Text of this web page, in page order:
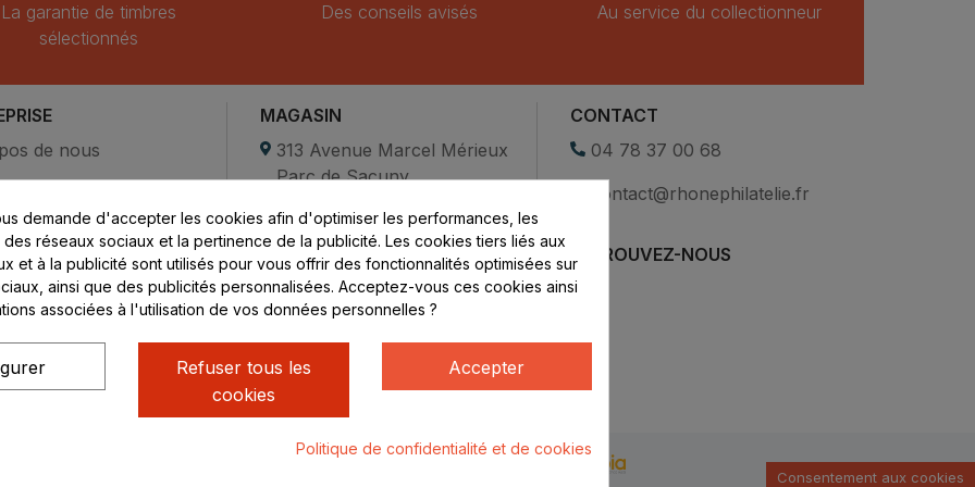
La garantie de timbres
sélectionnés
Des conseils avisés
Au service du collectionneur
de nous
nous
MAGASIN
313 Avenue Marcel Mérieux
Parc de Sacuny
Lundi au vendredi :
8h - 16h
uniquement sur Rendez-
vous
CONTACT
04 78 37 00 68
contact@rhonephilatelie.fr
RETROUVEZ-NOUS
© Rhone Philatelie 2021
demande d'accepter les cookies afin d'optimiser les performances, les
réseaux sociaux et la pertinence de la publicité. Les cookies tiers liés aux
et à la publicité sont utilisés pour vous offrir des fonctionnalités optimisées sur
ainsi que des publicités personnalisées. Acceptez-vous ces cookies ainsi
associées à l'utilisation de vos données personnelles ?
Accepter
Refuser tous les
cookies
Politique de confidentialité et de cookies
Consentement aux cookies